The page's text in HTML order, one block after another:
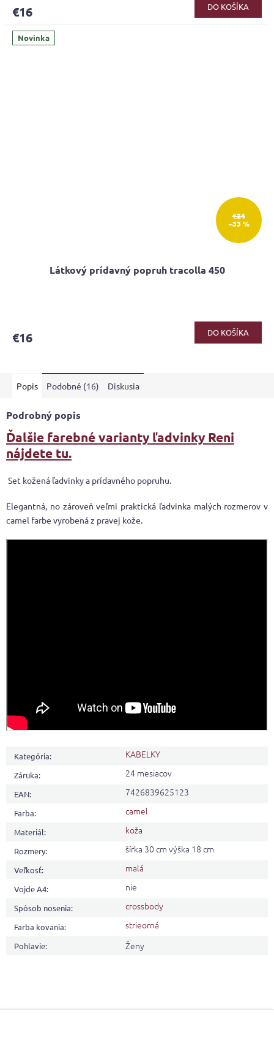
€16 DO KOŠÍKA
Novinka
€24
–33 %
Látkový prídavný popruh tracolla 450
je
hviezdičiek.
€16 DO KOŠÍKA
Popis Podobné (16) Diskusia
Podrobný popis
Ďalšie farebné varianty ľadvinky Reni
nájdete tu.
Set kožená ľadvinky a prídavného popruhu.
Elegantná, no zároveň veľmi praktická ľadvinka malých rozmerov v
camel farbe vyrobená z pravej kože.
Kategória: KABELKY
Záruka: 24 mesiacov
EAN: 7426839625123
Farba: camel
Materiál: koža
Rozmery: šírka 30 cm výška 18 cm
Veľkosť: malá
Vojde A4: nie
Spôsob nosenia: crossbody
Farba kovania: strieorná
Pohlavie: Ženy